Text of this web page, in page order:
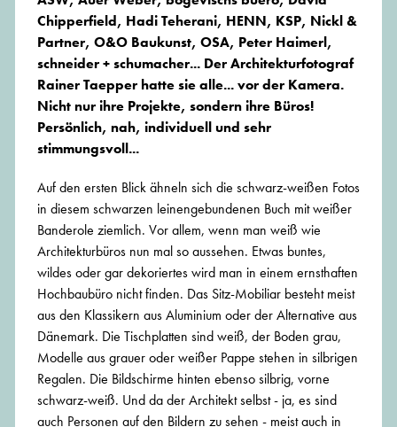
Chipperfield, Hadi Teherani, HENN, KSP, Nickl &
Partner, O&O Baukunst, OSA, Peter Haimerl,
schneider + schumacher... Der Architekturfotograf
Rainer Taepper hatte sie alle... vor der Kamera.
Nicht nur ihre Projekte, sondern ihre Büros!
Persönlich, nah, individuell und sehr
stimmungsvoll...
Auf den ersten Blick ähneln sich die schwarz-weißen Fotos
in diesem schwarzen leinengebundenen Buch mit weißer
Banderole ziemlich. Vor allem, wenn man weiß wie
Architekturbüros nun mal so aussehen. Etwas buntes,
wildes oder gar dekoriertes wird man in einem ernsthaften
Hochbaubüro nicht finden. Das Sitz-Mobiliar besteht meist
aus den Klassikern aus Aluminium oder der Alternative aus
Dänemark. Die Tischplatten sind weiß, der Boden grau,
Modelle aus grauer oder weißer Pappe stehen in silbrigen
Regalen. Die Bildschirme hinten ebenso silbrig, vorne
schwarz-weiß. Und da der Architekt selbst - ja, es sind
auch Personen auf den Bildern zu sehen - meist auch in